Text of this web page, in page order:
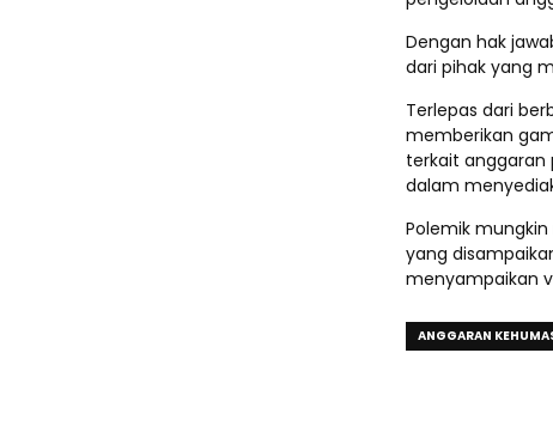
Dengan hak
dari pihak yang
Terlepas dari
memberikan
terkait anggaran
dalam
Polemik
yang
menyampaikan
ANGGARAN